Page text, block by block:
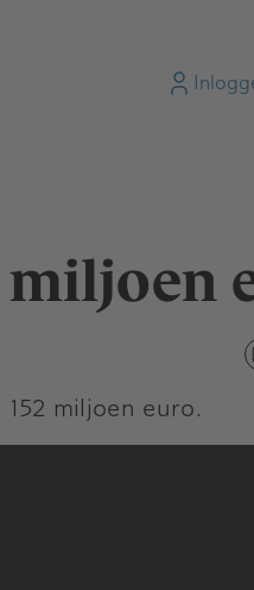
miljoen
miljoen euro.